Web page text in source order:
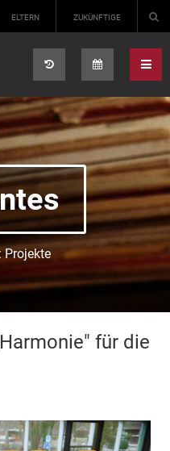
ELTERN ZUKÜNFTIGE
Projekte
für die